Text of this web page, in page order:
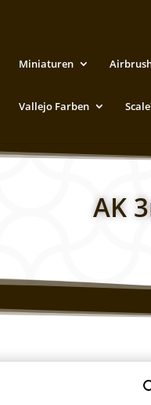
Miniaturen
Vallejo Farben
AK